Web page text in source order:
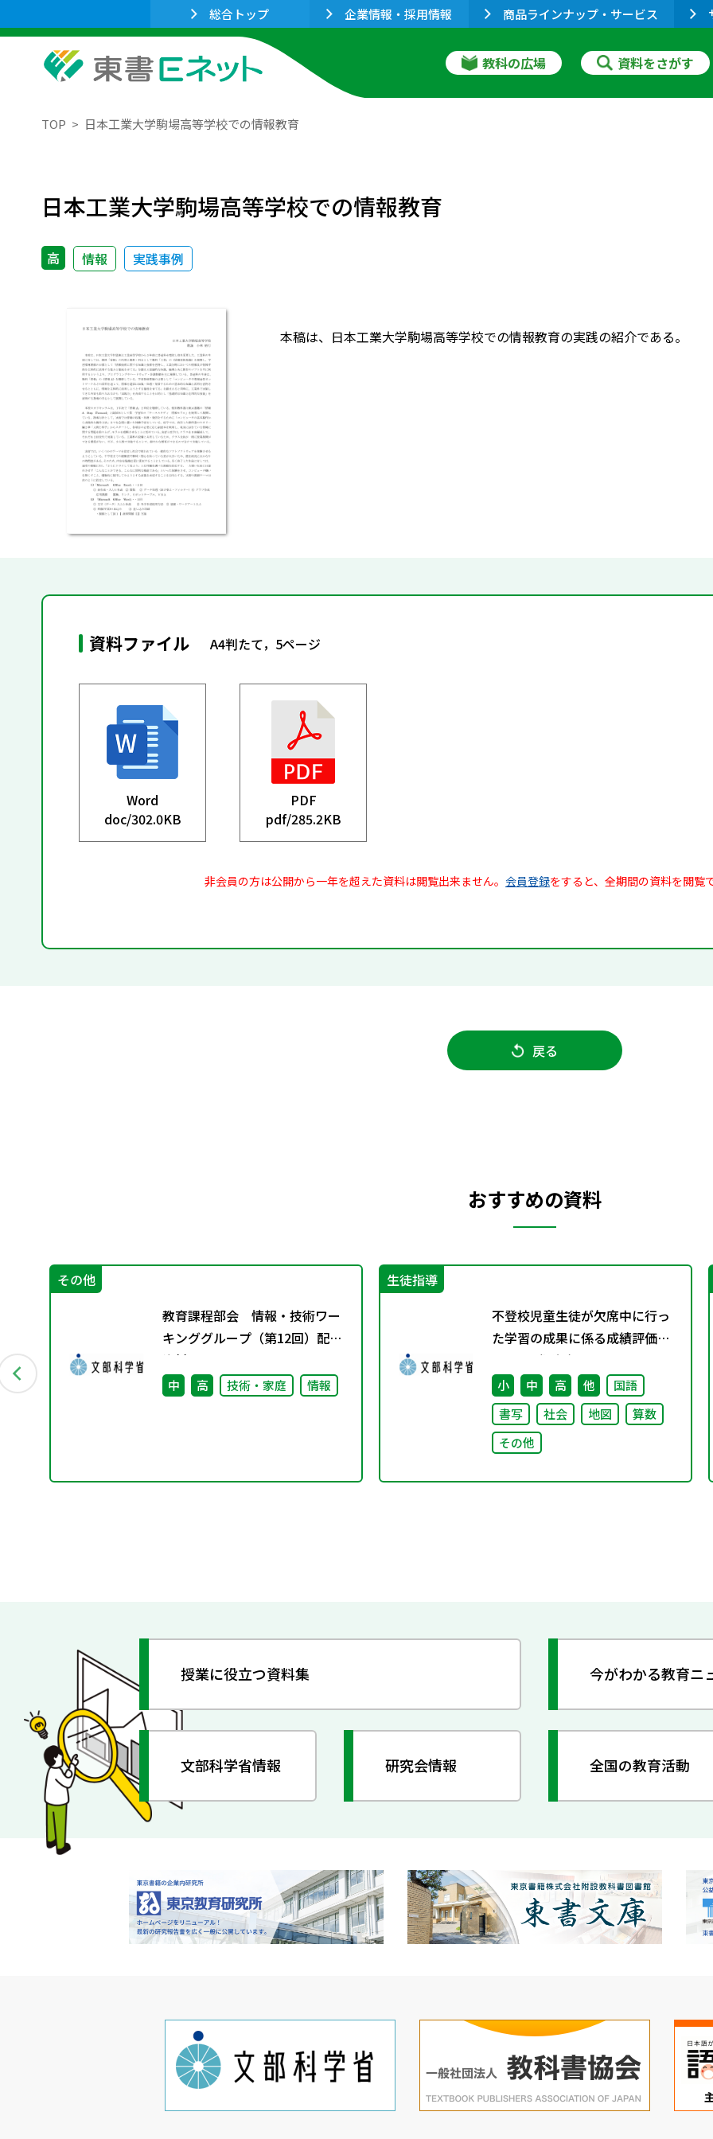
総合トップ 企業情報・採用情報 商品ラインナップ・サービス
教科の広場 資料をさがす
TOP 日本工業大学駒場高等学校での情報教育
日本工業大学駒場高等学校での情報教育
高 情報 実践事例
本稿は、日本工業大学駒場高等学校での情報教育の実践の紹介である。
資料ファイル A4判たて，5ページ
Word
doc/302.0KB
PDF
pdf/285.2KB
非会員の方は公開から一年を超えた資料は閲覧出来ません。 会員登録をすると、全期間の資料を閲覧
戻る
おすすめの資料
その他
教育課程部会 情報・技術ワー
キンググループ（第12回）配付
資料
中 高 技術・家庭 情報
生徒指導
不登校児童生徒が欠席中に行っ
た学習の成果に係る成績評価に
ついて（通知）
小 中 高 他
国語
書写
社会 地図
算数
その他
授業に役立つ資料集 今がわかる教育ニ
文部科学省情報 研究会情報 全国の教育活動